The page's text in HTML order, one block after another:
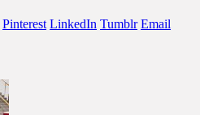
Pinterest LinkedIn Tumblr Email